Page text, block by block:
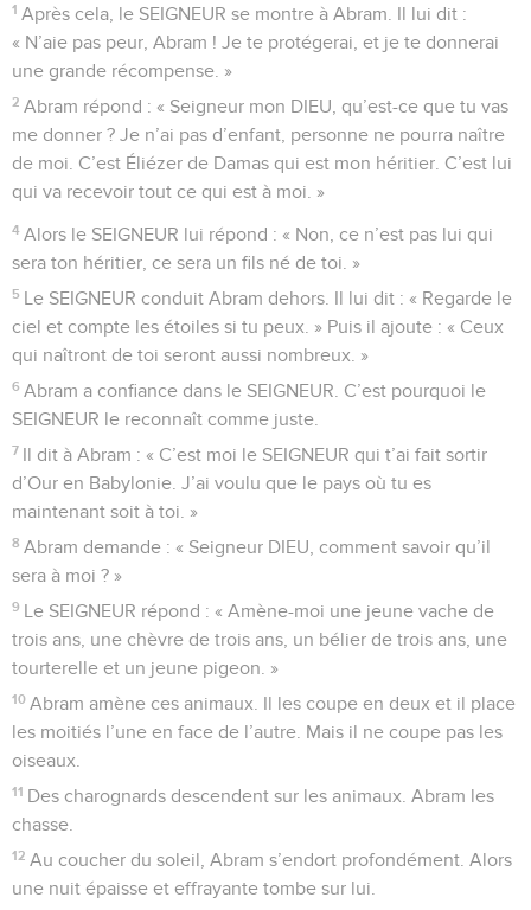
1 Après cela, le SEIGNEUR se montre à Abram. Il lui dit :
« N’aie pas peur, Abram ! Je te protégerai, et je te donnerai
une grande récompense. »
2 Abram répond : « Seigneur mon DIEU, qu’est-ce que tu vas
me donner ? Je n’ai pas d’enfant, personne ne pourra naître
de moi. C’est Éliézer de Damas qui est mon héritier. C’est lui
qui va recevoir tout ce qui est à moi. »
4 Alors le SEIGNEUR lui répond : « Non, ce n’est pas lui qui
sera ton héritier, ce sera un fils né de toi. »
5 Le SEIGNEUR conduit Abram dehors. Il lui dit : « Regarde le
ciel et compte les étoiles si tu peux. » Puis il ajoute : « Ceux
qui naîtront de toi seront aussi nombreux. »
6 Abram a confiance dans le SEIGNEUR. C’est pourquoi le
SEIGNEUR le reconnaît comme juste.
7 Il dit à Abram : « C’est moi le SEIGNEUR qui t’ai fait sortir
d’Our en Babylonie. J’ai voulu que le pays où tu es
maintenant soit à toi. »
8 Abram demande : « Seigneur DIEU, comment savoir qu’il
sera à moi ? »
9 Le SEIGNEUR répond : « Amène-moi une jeune vache de
trois ans, une chèvre de trois ans, un bélier de trois ans, une
tourterelle et un jeune pigeon. »
10 Abram amène ces animaux. Il les coupe en deux et il place
les moitiés l’une en face de l’autre. Mais il ne coupe pas les
oiseaux.
11 Des charognards descendent sur les animaux. Abram les
chasse.
12 Au coucher du soleil, Abram s’endort profondément. Alors
une nuit épaisse et effrayante tombe sur lui.